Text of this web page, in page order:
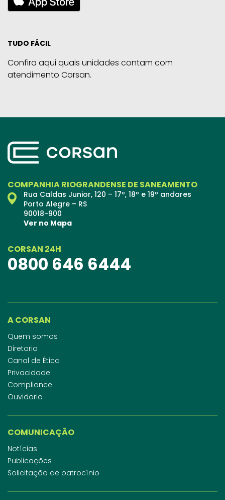
TUDO FÁCIL
Confira aqui quais unidades contam com
atendimento Corsan.
COMPANHIA RIOGRANDENSE DE SANEAMENTO
Rua Caldas Junior, 120 – 17º, 18º e 19º andares
Porto Alegre – RS
90018-900
Ver no Mapa
CORSAN 24H
0800 646 6444
A CORSAN
Quem somos
Diretoria
Canal de Ética
Privacidade
Compliance
Ouvidoria
COMUNICAÇÃO
Notícias
Publicações
Solicitação de patrocínio